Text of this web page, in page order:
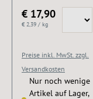
Vitaminen und
Spurenelementen
€ 17,90
€ 2,39 / kg
Preise inkl. MwSt. zzgl.
Versandkosten
Nur noch wenige
Artikel auf Lager,